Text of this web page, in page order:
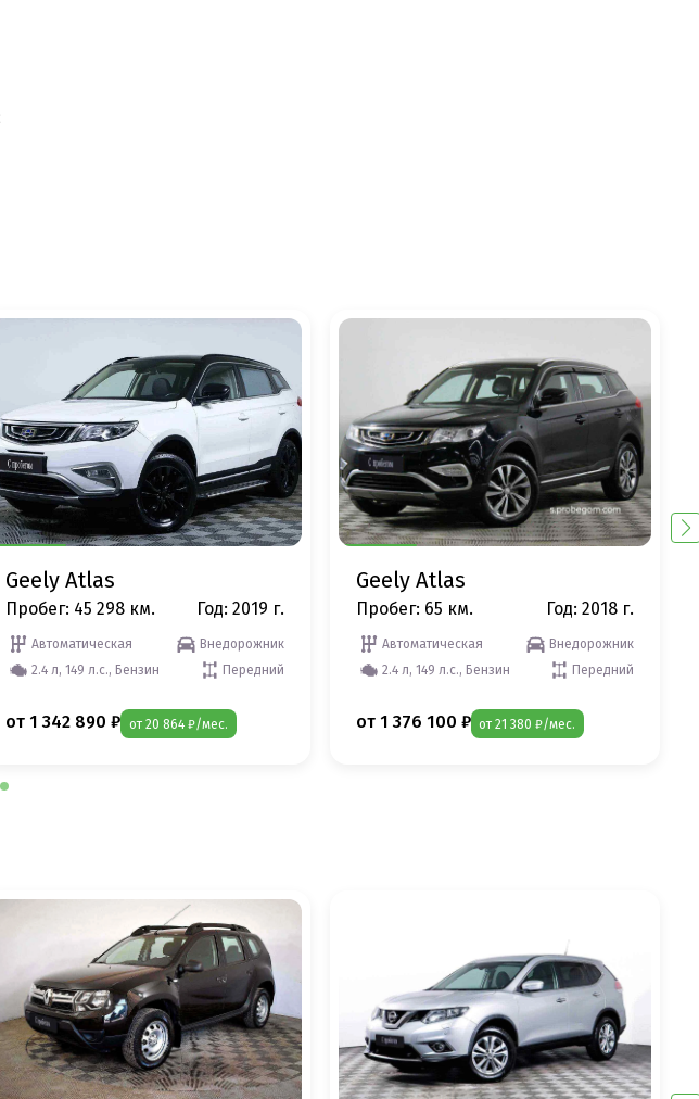
Geely Atlas
Пробег: 45 298 км. Год: 2019 г.
Автоматическая
Внедорожник
2.4 л, 149 л.с., Бензин
Передний
от 1 342 890 ₽ от 20 864 ₽/мес.
Geely Atlas
Пробег: 65 км. Год: 2018 г.
Автоматическая
Внедорожник
2.4 л, 149 л.с., Бензин
Передний
от 1 376 100 ₽ от 21 380 ₽/мес.